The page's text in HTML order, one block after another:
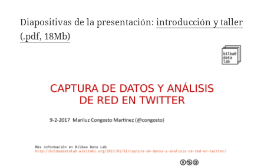
Diapositivas de la presentación:introducción y taller
(.pdf, 18Mb)